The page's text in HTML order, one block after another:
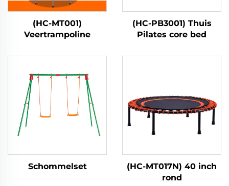
(HC-MT001)
Veertrampoline
(HC-PB3001) Thuis
Pilates core bed
Schommelset
(HC-MT017N) 40 inch
rond